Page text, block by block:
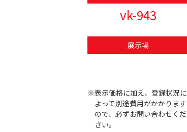
vk-943
展示場
※表示価格に加え、登録状況に
よって別途費用がかかります
ので、必ずお問い合わせくだ
さい。